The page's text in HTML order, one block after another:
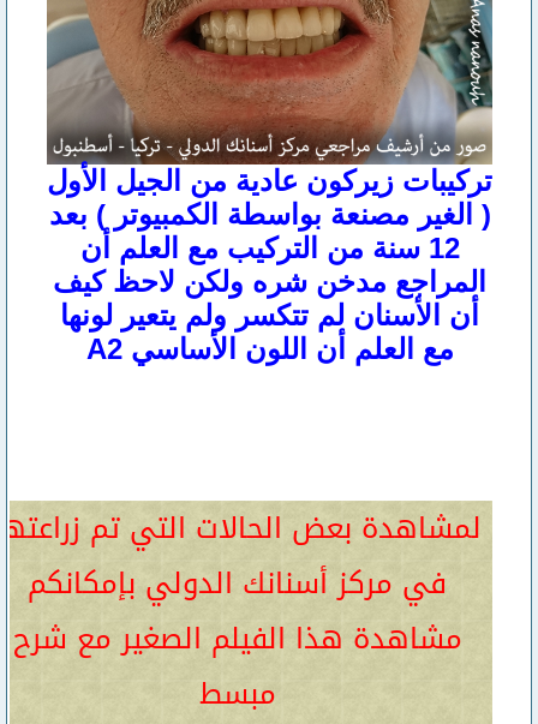
تركيبات زيركون عادية من الجيل الأول
( الغير مصنعة بواسطة الكمبيوتر ) بعد
12 سنة من التركيب مع العلم أن
المراجع مدخن شره ولكن لاحظ كيف
أن الأسنان لم تتكسر ولم يتعير لونها
مع العلم أن اللون الأساسي A2
لمشاهدة بعض الحالات التي تم زراعتها
في مركز أسنانك الدولي بإمكانكم
مشاهدة هذا الفيلم الصغير مع شرح
مبسط